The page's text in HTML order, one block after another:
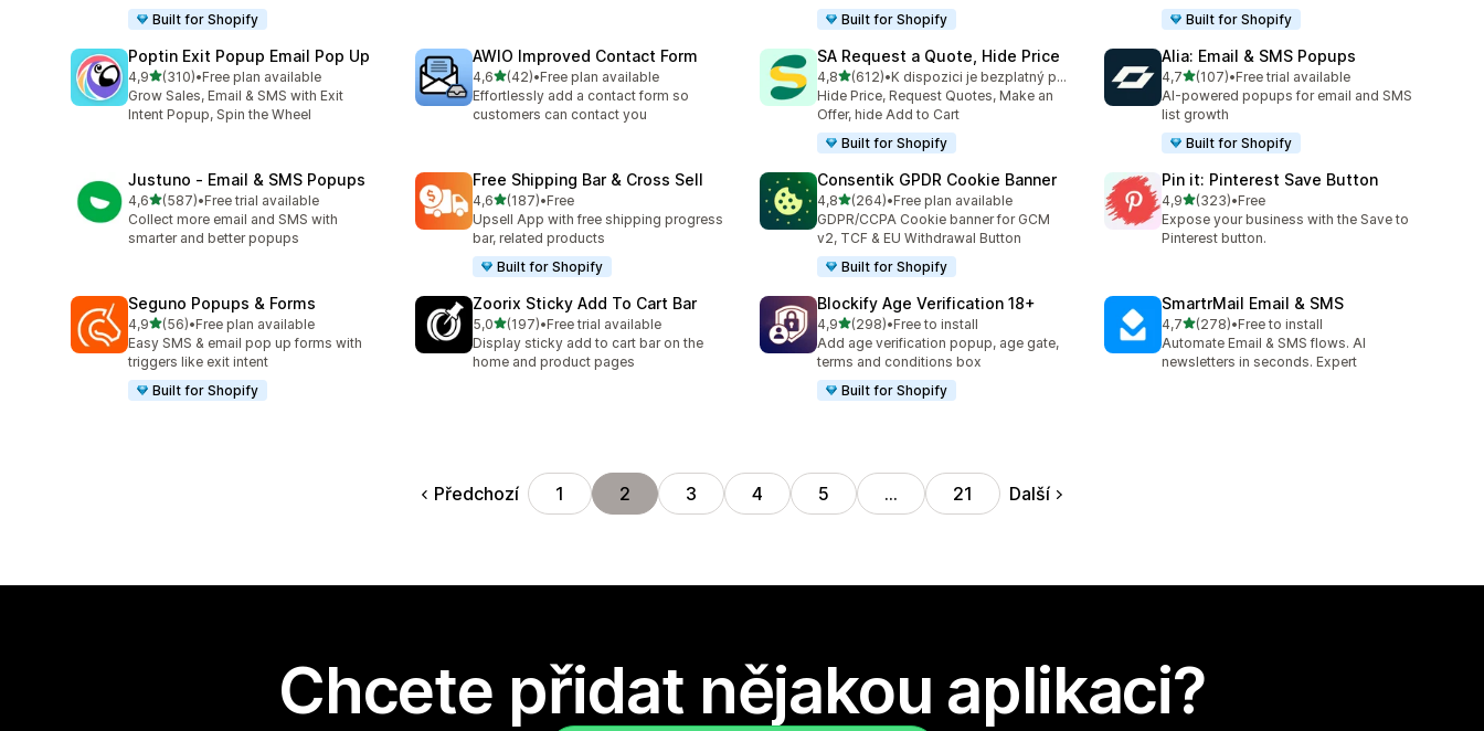
Built for Shopify
Built for Shopify
Built for Shopify
Poptin Exit Popup Email Pop Up
4,9z 5 hvězd
(310)
Celkový počet recenzí: 310
•Free plan available
Grow Sales, Email & SMS with Exit
Intent Popup, Spin the Wheel
AWIO Improved Contact Form
4,6z 5 hvězd
(42)
Celkový počet recenzí: 42
•Free plan available
Effortlessly add a contact form so
customers can contact you
SA Request a Quote, Hide Price
4,8z 5 hvězd
(612)
Celkový počet recenzí: 612
•
K dispozici je bezplatný plán
Hide Price, Request Quotes, Make an
Offer, hide Add to Cart
Built for Shopify
Alia: Email & SMS Popups
4,7z 5 hvězd
(107)
Celkový počet recenzí: 107
•Free trial available
AI-powered popups for email and SMS
list growth
Built for Shopify
Justuno ‑ Email & SMS Popups
4,6z 5 hvězd
(587)
Celkový počet recenzí: 587
•Free trial available
Collect more email and SMS with
smarter and better popups
Free Shipping Bar & Cross Sell
4,6z 5 hvězd
(187)
Celkový počet recenzí: 187
•Free
Upsell App with free shipping progress
bar, related products
Built for Shopify
Consentik GPDR Cookie Banner
4,8z 5 hvězd
(264)
Celkový počet recenzí: 264
•Free plan available
GDPR/CCPA Cookie banner for GCM
v2, TCF & EU Withdrawal Button
Built for Shopify
Pin it: Pinterest Save Button
4,9z 5 hvězd
(323)
Celkový počet recenzí: 323
•Free
Expose your business with the Save to
Pinterest button.
Seguno Popups & Forms
4,9z 5 hvězd
(56)
Celkový počet recenzí: 56
•Free plan available
Easy SMS & email pop up forms with
triggers like exit intent
Built for Shopify
Zoorix Sticky Add To Cart Bar
5,0z 5 hvězd
(197)
Celkový počet recenzí: 197
•Free trial available
Display sticky add to cart bar on the
home and product pages
Blockify Age Verification 18+
4,9z 5 hvězd
(298)
Celkový počet recenzí: 298
•Free to install
Add age verification popup, age gate,
terms and conditions box
Built for Shopify
SmartrMail Email & SMS
4,7z 5 hvězd
(278)
Celkový počet recenzí: 278
•Free to install
Automate Email & SMS flows. AI
newsletters in seconds. Expert
Předchozí 1 2 3 4 5 … 21 Další
Chcete přidat nějakou aplikaci?